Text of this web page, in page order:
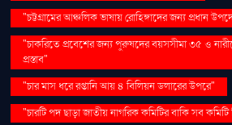
"চট্টগ্রামের আঞ্চলিক ভাষায় রোহিঙ্গাদের জন্য প্রধান
"চাকরিতে প্রবেশের জন্য পুরুষদের বয়সসীমা ৩৫ ও
প্রস্তাব"
"চার মাস ধরে রপ্তানি আয় ৪ বিলিয়ন ডলারের উপরে"
"চারটি পদ ছাড়া জাতীয় নাগরিক কমিটির বাকি সব কমিটি